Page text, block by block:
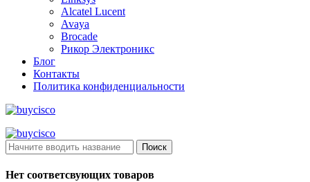
Alcatel Lucent
Avaya
Brocade
Рикор Электроникс
Блог
Контакты
Политика конфиденциальности
Поиск
Нет соответсвующих товаров